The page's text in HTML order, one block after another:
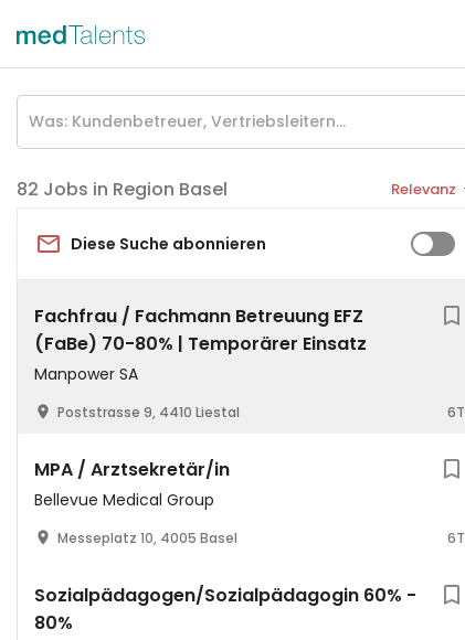
Jobs in Region Basel Relevanz
Diese Suche abonnieren
Fachfrau / Fachmann Betreuung EFZ
(FaBe) 70-80% | Temporärer Einsatz
Manpower SA
Poststrasse 9, 4410 Liestal 6T
MPA / Arztsekretär/in
Bellevue Medical Group
Messeplatz 10, 4005 Basel 6T
Sozialpädagogen/Sozialpädagogin 60% -
80%